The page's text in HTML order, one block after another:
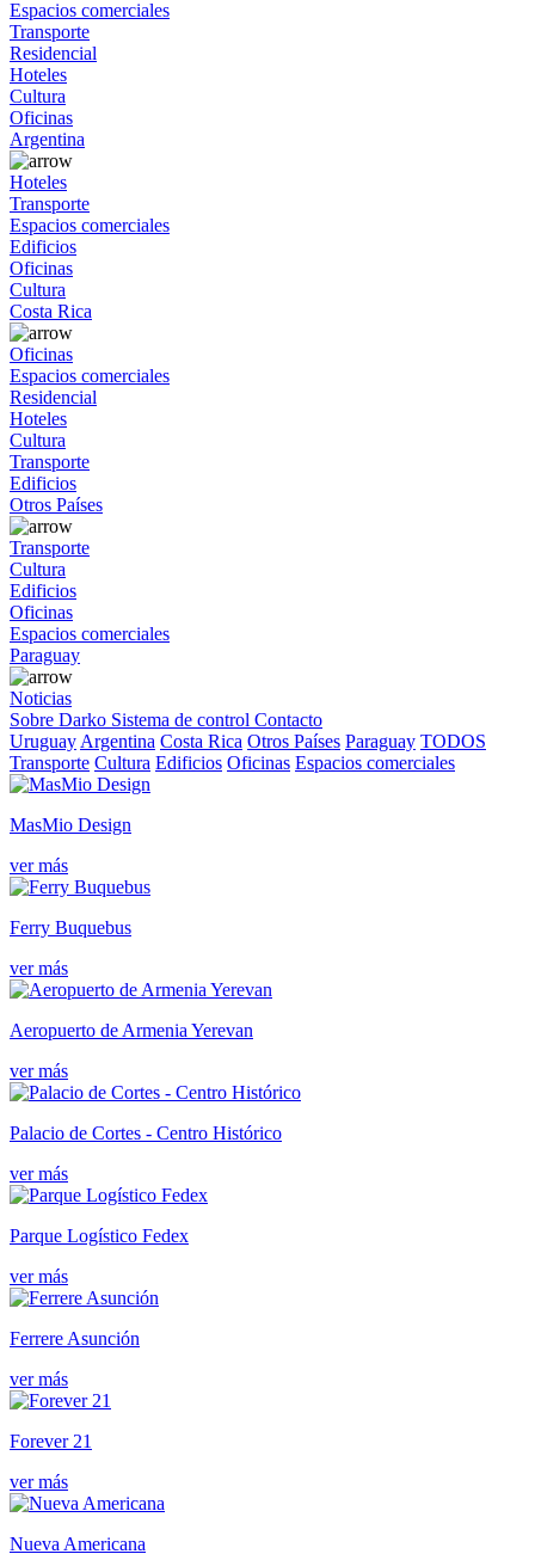
Espacios comerciales
Transporte
Residencial
Hoteles
Cultura
Oficinas
Argentina
Hoteles
Transporte
Espacios comerciales
Edificios
Oficinas
Cultura
Costa Rica
Oficinas
Espacios comerciales
Residencial
Hoteles
Cultura
Transporte
Edificios
Otros Países
Transporte
Cultura
Edificios
Oficinas
Espacios comerciales
Paraguay
Noticias
Sobre Darko Sistema de control Contacto
Uruguay Argentina Costa Rica Otros Países Paraguay TODOS
Transporte Cultura Edificios Oficinas Espacios comerciales
MasMio Design
ver más
Ferry Buquebus
ver más
Aeropuerto de Armenia Yerevan
ver más
Palacio de Cortes - Centro Histórico
ver más
Parque Logístico Fedex
ver más
Ferrere Asunción
ver más
Forever 21
ver más
Nueva Americana